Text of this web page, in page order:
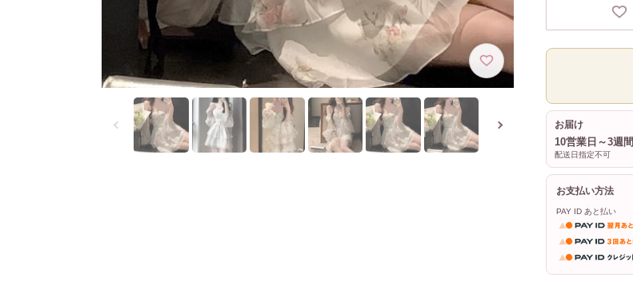
お届け
10営業日～3週間
配送日指定不可
お支払い方法
PAY ID あと払い